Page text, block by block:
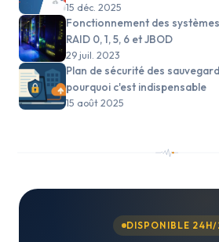
15 déc. 2025
Fonctionnement des
RAID 0, 1, 5, 6 et JBOD
29 juil. 2023
Plan de sécurité des
pourquoi c'est indispensable
15 août 2025
DISPONIBLE